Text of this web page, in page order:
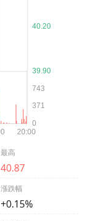
最高
40.87
漲跌幅
+0.15%